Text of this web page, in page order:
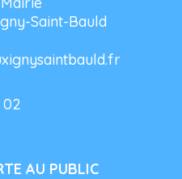
Saint-Bauld
02
AU PUBLIC